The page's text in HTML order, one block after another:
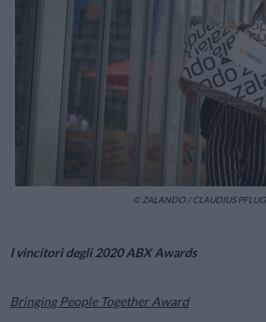
© ZALANDO / CLAUDIUS PFLUG
I vincitori degli 2020 ABX Awards
Bringing People Together Award